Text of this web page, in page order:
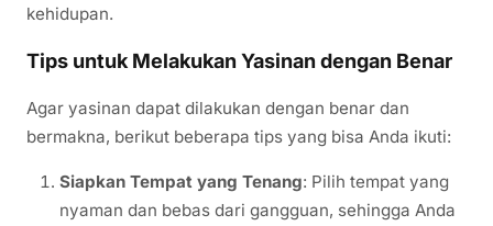
kehidupan.
Tips untuk Melakukan Yasinan dengan Benar
Agar yasinan dapat dilakukan dengan benar dan
bermakna, berikut beberapa tips yang bisa Anda ikuti:
Siapkan Tempat yang Tenang: Pilih tempat yang
nyaman dan bebas dari gangguan, sehingga Anda